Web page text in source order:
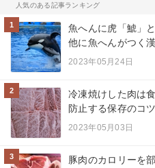
人気のある記事ランキング
1
魚へんに虎「鯱」
他に魚へんがつく
2023年05月24日
2
冷凍焼けした肉は
防止する保存のコ
2023年05月03日
3
豚肉のカロリーを